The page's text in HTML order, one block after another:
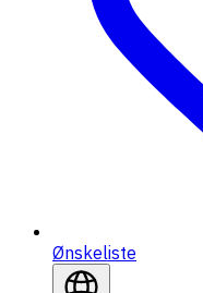
Ønskeliste